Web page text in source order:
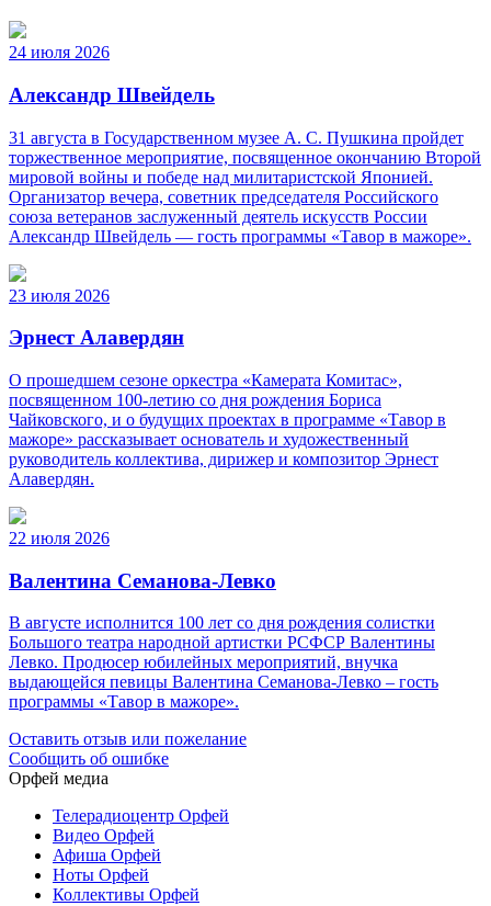
24 июля 2026
Александр Швейдель
31 августа в Государственном музее А. С. Пушкина пройдет
торжественное мероприятие, посвященное окончанию Второй
мировой войны и победе над милитаристской Японией.
Организатор вечера, советник председателя Российского
союза ветеранов заслуженный деятель искусств России
Александр Швейдель — гость программы «Тавор в мажоре».
23 июля 2026
Эрнест Алавердян
О прошедшем сезоне оркестра «Камерата Комитас»,
посвященном 100-летию со дня рождения Бориса
Чайковского, и о будущих проектах в программе «Тавор в
мажоре» рассказывает основатель и художественный
руководитель коллектива, дирижер и композитор Эрнест
Алавердян.
22 июля 2026
Валентина Семанова-Левко
В августе исполнится 100 лет со дня рождения солистки
Большого театра народной артистки РСФСР Валентины
Левко. Продюсер юбилейных мероприятий, внучка
выдающейся певицы Валентина Семанова-Левко – гость
программы «Тавор в мажоре».
Оставить отзыв или пожелание
Сообщить об ошибке
Орфей медиа
Телерадиоцентр Орфей
Видео Орфей
Афиша Орфей
Ноты Орфей
Коллективы Орфей